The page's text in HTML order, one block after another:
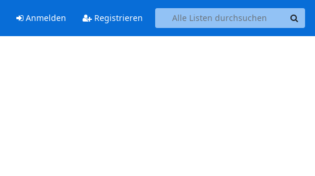
Anmelden Registrieren